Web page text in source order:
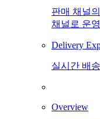
판매 채널
채널로 운영
Delivery
실시간 배
Overview